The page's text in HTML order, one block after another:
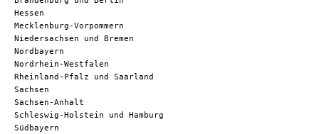
Hessen
Mecklenburg-Vorpommern
Niedersachsen und Bremen
Nordbayern
Nordrhein-Westfalen
Rheinland-Pfalz und Saarland
Sachsen
Sachsen-Anhalt
Schleswig-Holstein und Hamburg
Südbayern